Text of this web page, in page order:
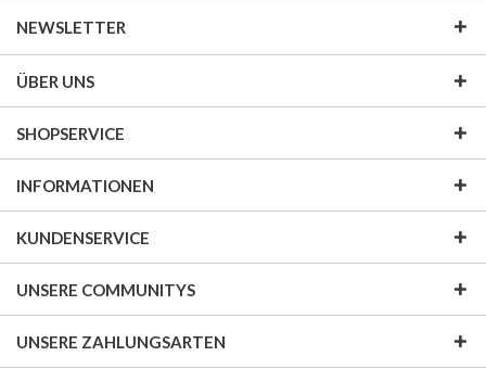
NEWSLETTER
ÜBER UNS
SHOPSERVICE
INFORMATIONEN
KUNDENSERVICE
UNSERE COMMUNITYS
UNSERE ZAHLUNGSARTEN